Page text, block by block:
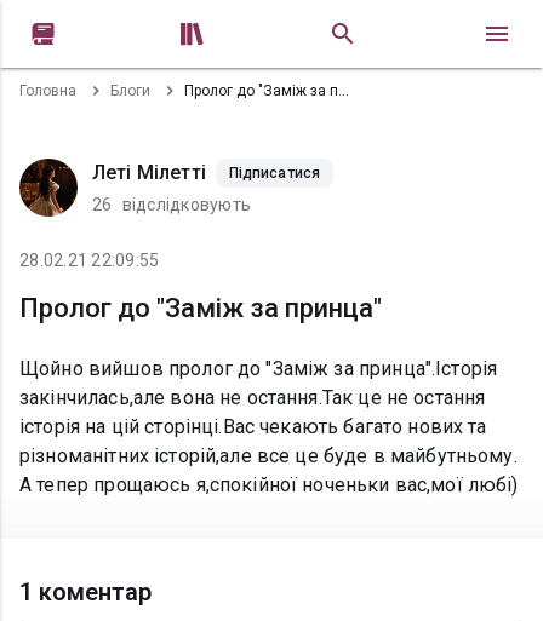
 
Головна Блоги Пролог до "Заміж за принца"
Леті Мілетті Підписатися
26 відслідковують
28.02.21 22:09:55
Пролог до "Заміж за принца"
Щойно вийшов пролог до "Заміж за принца".Історія
закінчилась,але вона не остання.Так це не остання
історія на цій сторінці.Вас чекають багато нових та
різноманітних історій,але все це буде в майбутньому.
А тепер прощаюсь я,спокійної ноченьки вас,мої любі)
1 коментар